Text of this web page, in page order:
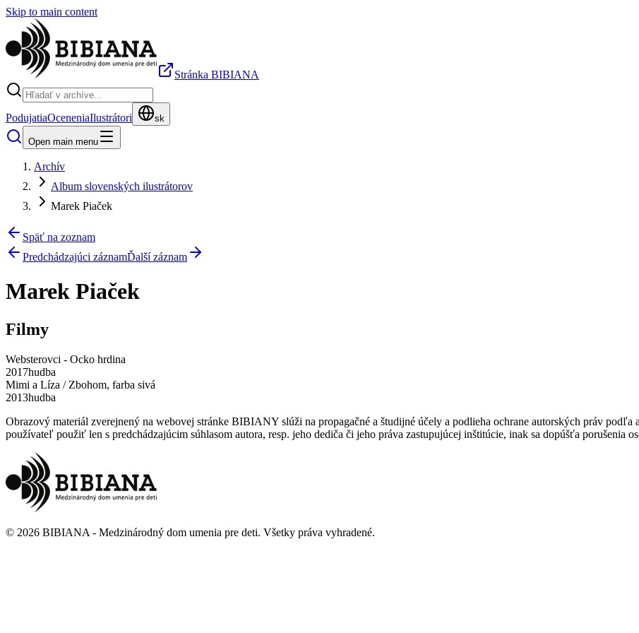
Skip to main content
Stránka BIBIANA
PodujatiaOceneniaIlustrátori sk
Open main menu
Archív
Album slovenských ilustrátorov
Marek Piaček
Späť na zoznam
Predchádzajúci záznamĎalší záznam
Marek Piaček
Filmy
Websterovci - Ocko hrdina
2017hudba
Mimi a Líza / Zbohom, farba sivá
2013hudba
Obrazový materiál zverejnený na webovej stránke BIBIANY slúži na propagačné a študijné účely a podlieha ochrane autorských práv
používateľ použiť len s predchádzajúcim súhlasom autora, resp. jeho dediča či jeho práva zastupujúcej inštitúcie, inak sa dopúšťa porušenia
© 2026 BIBIANA - Medzinárodný dom umenia pre deti. Všetky práva vyhradené.